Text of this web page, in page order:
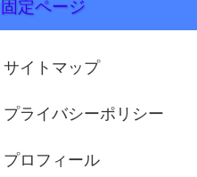
固定ページ
サイトマップ
プライバシーポリシー
プロフィール